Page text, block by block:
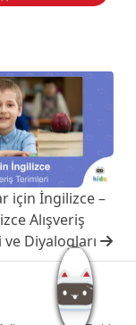
için İngilizce –
Alışveriş
ve Diyalogları